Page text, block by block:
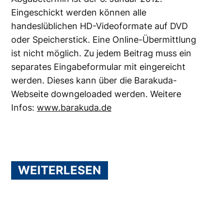
Eingeschickt werden können alle
handeslüblichen HD-Videoformate auf DVD
oder Speicherstick. Eine Online-Übermittlung
ist nicht möglich. Zu jedem Beitrag muss ein
separates Eingabeformular mit eingereicht
werden. Dieses kann über die Barakuda-
Webseite downgeloaded werden. Weitere
Infos: www.barakuda.de
WEITERLESEN